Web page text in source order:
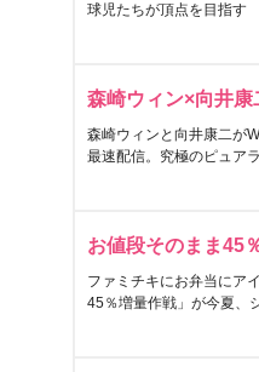
球児たちが頂点を目指す
森崎ウィン×向井康
森崎ウィンと向井康二が
最速配信。究極のピュア
お値段そのまま45
ファミチキにお弁当にア
45％増量作戦」が今夏、